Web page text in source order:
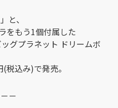
と、
をもう1個付属した
ッグプラネット ドリームボ
税込み)で発売。
－